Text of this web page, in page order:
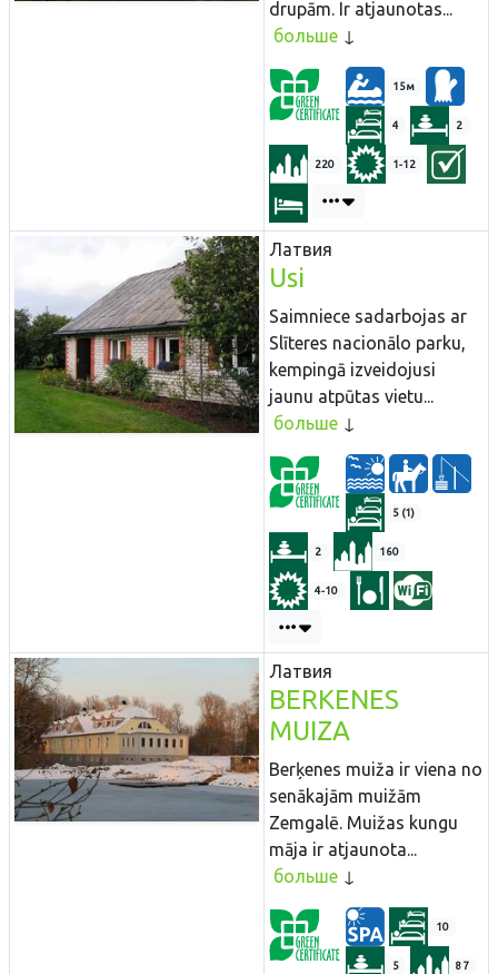
drupām. Ir atjaunotas...
больше
15м
4 2
220 1-12
Латвия
Usi
Saimniece sadarbojas ar
Slīteres nacionālo parku,
kempingā izveidojusi
jaunu atpūtas vietu...
больше
5 (1)
2 160
4-10
Латвия
BERKENES
MUIZA
Berķenes muiža ir viena no
senākajām muižām
Zemgalē. Muižas kungu
māja ir atjaunota...
больше
10
5 87